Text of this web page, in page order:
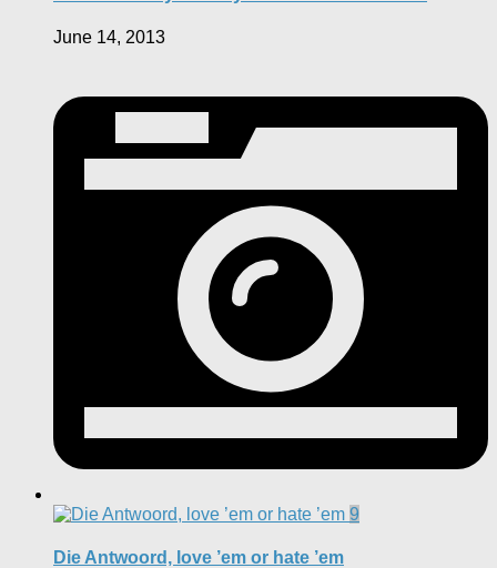
June 14, 2013
9
Die Antwoord, love ’em or hate ’em